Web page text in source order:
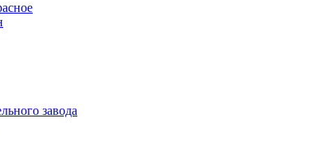
завода